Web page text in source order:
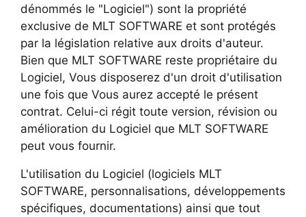
dénommés le "Logiciel") sont la propriété
exclusive de MLT SOFTWARE et sont protégés
par la législation relative aux droits d'auteur.
Bien que MLT SOFTWARE reste propriétaire du
Logiciel, Vous disposerez d'un droit d'utilisation
une fois que Vous aurez accepté le présent
contrat. Celui-ci régit toute version, révision ou
amélioration du Logiciel que MLT SOFTWARE
peut vous fournir.
L'utilisation du Logiciel (logiciels MLT
SOFTWARE, personnalisations, développements
spécifiques, documentations) ainsi que tout